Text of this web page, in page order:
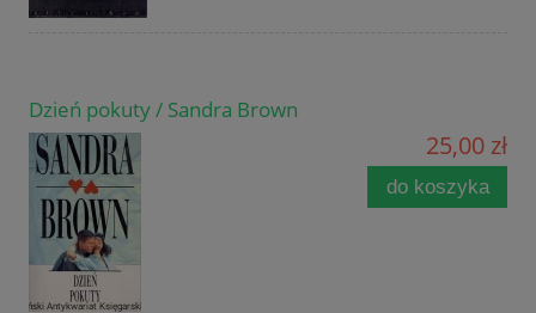
Dzień pokuty / Sandra Brown
25,00 zł
do koszyka